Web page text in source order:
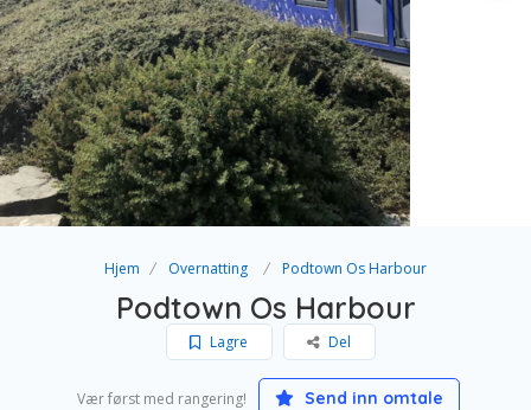
Hjem Overnatting Podtown Os Harbour
Podtown Os Harbour
Lagre Del
Vær først med rangering! Send inn omtale